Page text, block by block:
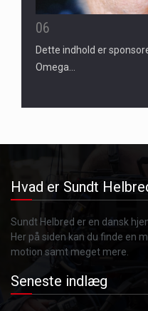
06
Dette indhold er
Omega…
Hvad er Sundt
Sundt Helbred er en dansk
Her på siden kan du finde en
motion samt meget mere.
Seneste indlæg